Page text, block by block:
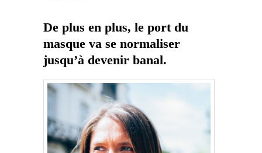
De plus en plus, le port du
masque va se normaliser
jusqu’à devenir banal.